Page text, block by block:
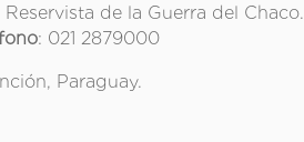
Reservista de la Guerra del Chaco.
: 021 2879000
Paraguay.